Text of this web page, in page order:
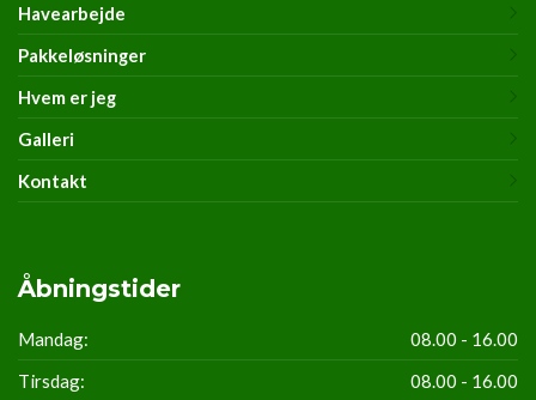
Havearbejde
Pakkeløsninger
Hvem er jeg
Galleri
Kontakt
Åbningstider
Mandag:
08.00 - 16.00
Tirsdag:
08.00 - 16.00